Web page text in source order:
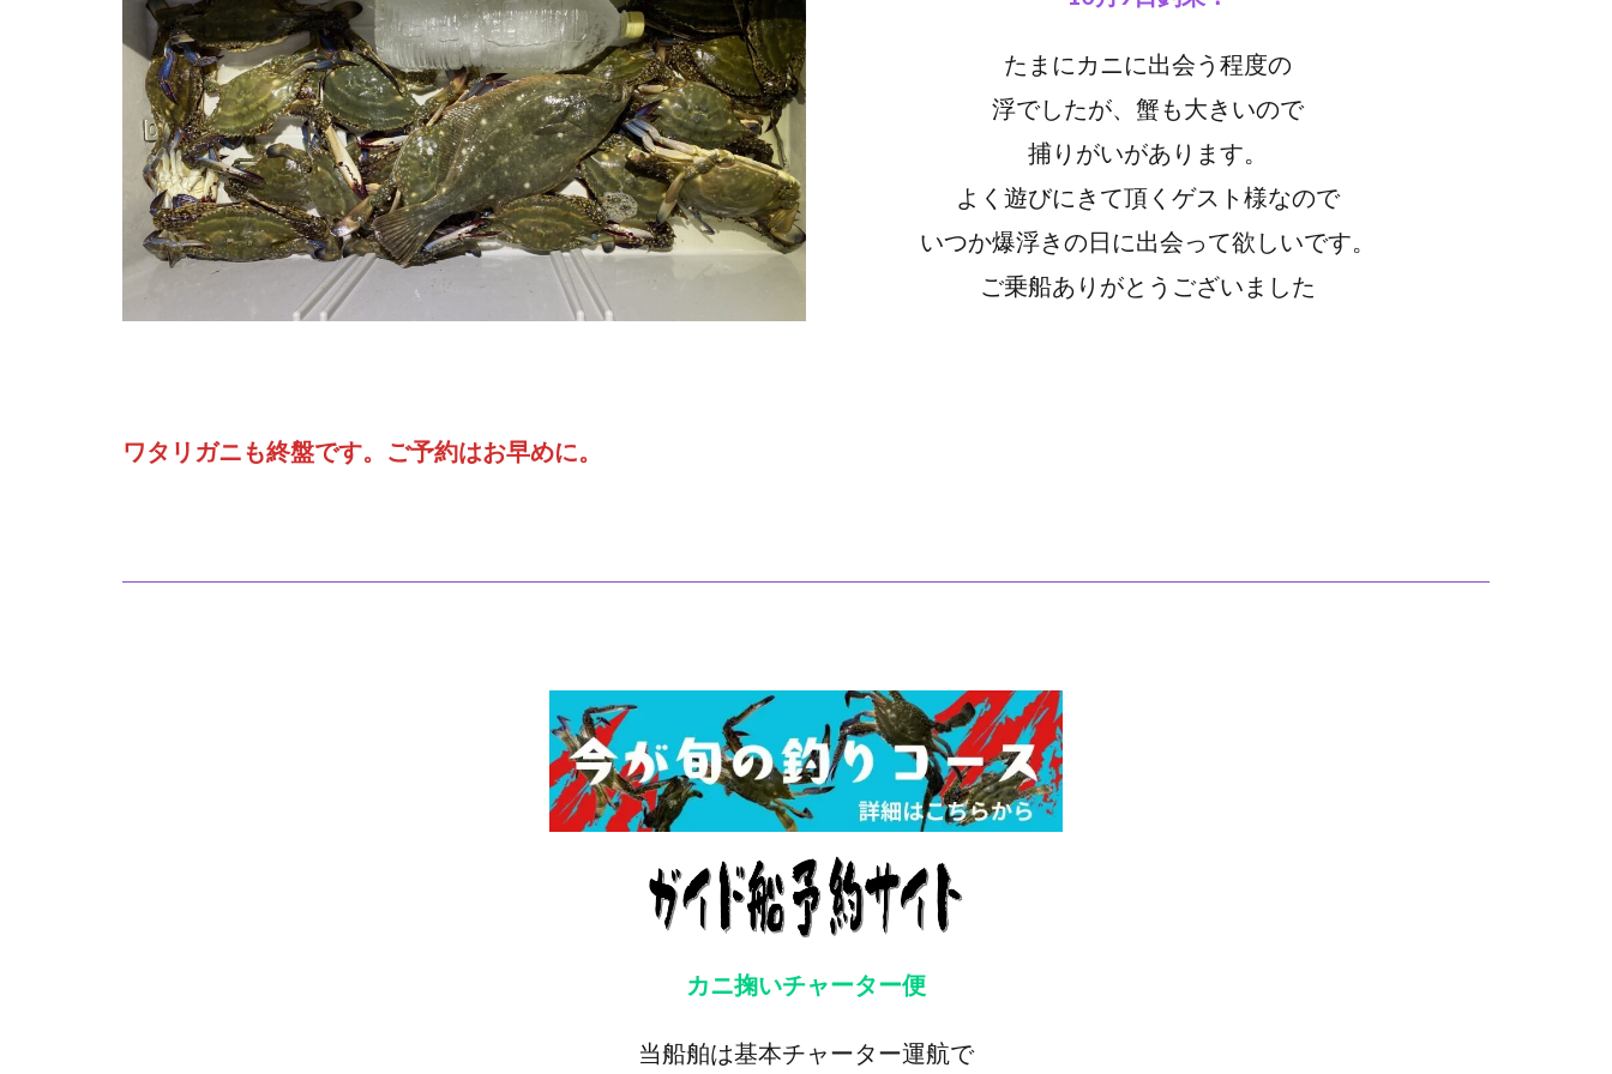
たまにカニに出会う程度の
浮でしたが、蟹も大きいので
捕りがいがあります。
よく遊びにきて頂くゲスト様なので
いつか爆浮きの日に出会って欲しいです。
ご乗船ありがとうございました
ワタリガニも終盤です。ご予約はお早めに。
カニ掬いチャーター便
当船舶は基本チャーター運航で